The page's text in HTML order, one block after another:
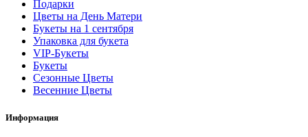
Подарки
Цветы на День Матери
Букеты на 1 сентября
Упаковка для букета
VIP-Букеты
Букеты
Сезонные Цветы
Весенние Цветы
Информация